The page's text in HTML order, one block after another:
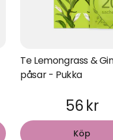
Te Lemongrass &
påsar - Pukka
56 kr
Köp